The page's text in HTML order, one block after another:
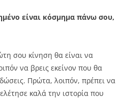
είναι κόσμημα πάνω σου,
σου κίνηση θα είναι να
να βρεις εκείνον που θα
Πρώτα, λοιπόν, πρέπει να
καλά την ιστορία που